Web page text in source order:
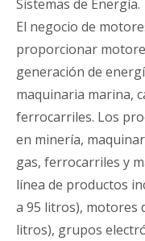
Sistemas de Energía.
El negocio de
proporcionar
generación de
maquinaria marina,
ferrocarriles. Los
en minería,
gas, ferrocarriles y
línea de productos
a 95 litros), motores
litros), grupos